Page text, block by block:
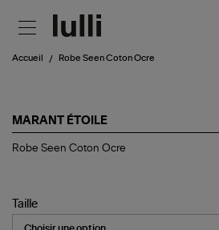
Accueil Robe Seen Coton Ocre
MARANT ÉTOILE
Robe
Robe Seen Coton Ocre
Taille